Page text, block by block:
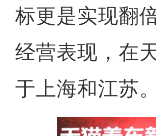
标更是实现翻
经营表现，在
于上海和江苏。